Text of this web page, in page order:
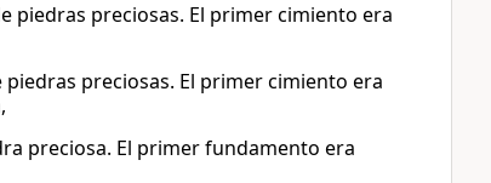
piedras preciosas. El primer cimiento era
preciosas. El primer cimiento era
preciosa. El primer fundamento era